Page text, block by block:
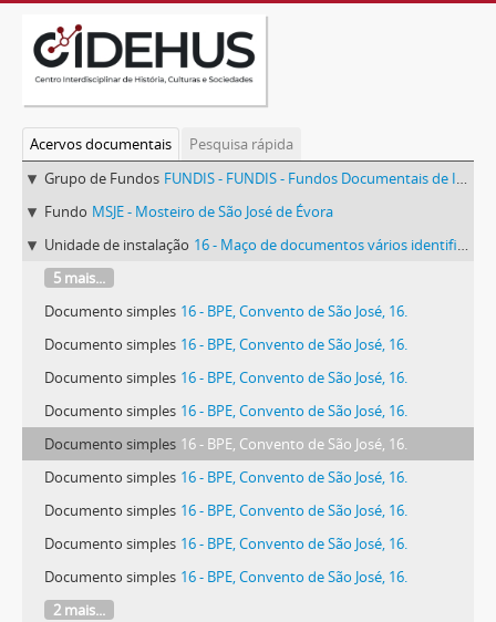
Acervos documentais
Pesquisa rápida
Grupo de Fundos FUNDIS - FUNDIS - Fundos Documentais de Instituições do Sul
Fundo MSJE - Mosteiro de São José de Évora
Unidade de instalação 16 - Maço de documentos vários identificado com o número 16.
5 mais...
Documento simples 16 - BPE, Convento de São José, 16.
Documento simples 16 - BPE, Convento de São José, 16.
Documento simples 16 - BPE, Convento de São José, 16.
Documento simples 16 - BPE, Convento de São José, 16.
Documento simples 16 - BPE, Convento de São José, 16.
Documento simples 16 - BPE, Convento de São José, 16.
Documento simples 16 - BPE, Convento de São José, 16.
Documento simples 16 - BPE, Convento de São José, 16.
Documento simples 16 - BPE, Convento de São José, 16.
2 mais...